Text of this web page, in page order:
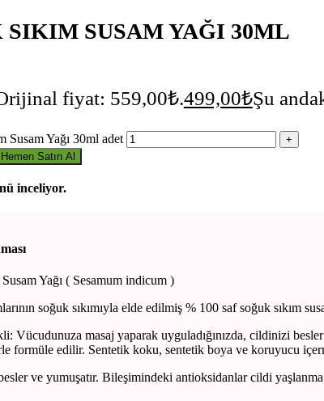
SIKIM SUSAM YAĞI 30ML
fiyat: 559,00₺.499,00₺Şu
Susam Yağı 30ml adet
Hemen Satın Al
inceliyor.
Susam Yağı ( Sesamum indicum )
soğuk sıkımıyla elde edilmiş % 100 saf soğuk sıkım
Vücudunuza masaj yaparak uyguladığınızda, cildinizi
formüle edilir. Sentetik koku, sentetik boya ve koruyucu
ve yumuşatır. Bileşimindeki antioksidanlar cildi yaşlanma